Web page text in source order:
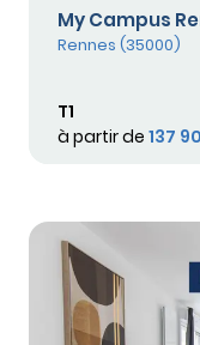
My Campus
Rennes (35000)
T1
à partir de 137